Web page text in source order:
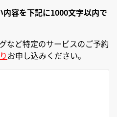
容を下記に1000文字以内で
など特定のサービスのご予約
お申し込みください。